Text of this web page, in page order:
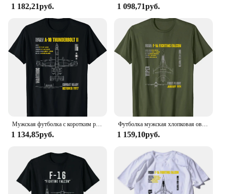
1 182,21руб. 1 098,71руб.
Мужская футболка с коротким рукавом, 10% хлопок
1 134,85руб.
Футболка мужская хлопковая оверсайз с коротким рукавом и круглым вырезом
1 159,10руб.